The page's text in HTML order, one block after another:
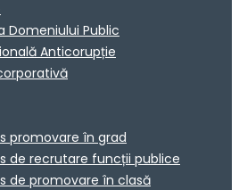
Domeniului Public
Anticorupție
promovare în grad
de recrutare funcții publice
de promovare în clasă